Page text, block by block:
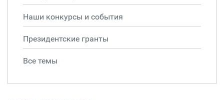
Наши конкурсы и события
Президентские гранты
Все темы